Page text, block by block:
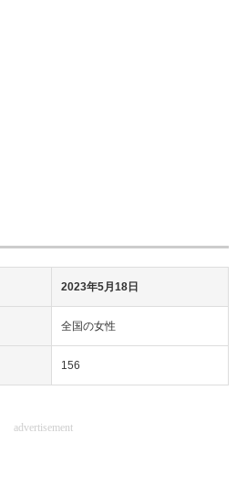
2023年5月18日
全国の女性
156
advertisement